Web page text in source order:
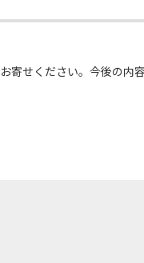
寄せください。今後の内